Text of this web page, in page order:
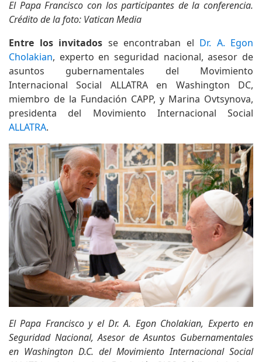
El Papa Francisco con los participantes de la conferencia.
Crédito de la foto: Vatican Media
Entre los invitados se encontraban el Dr. A. Egon
Cholakian, experto en seguridad nacional, asesor de
asuntos gubernamentales del Movimiento
Internacional Social ALLATRA en Washington DC,
miembro de la Fundación CAPP, y Marina Ovtsynova,
presidenta del Movimiento Internacional Social
ALLATRA.
El Papa Francisco y el Dr. A. Egon Cholakian, Experto en
Seguridad Nacional, Asesor de Asuntos Gubernamentales
en Washington D.C. del Movimiento Internacional Social